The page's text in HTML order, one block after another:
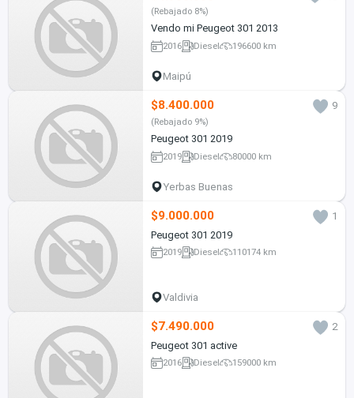
(Rebajado 8%)
Vendo mi Peugeot 301 2013
2016 Diesel 196600 km
Maipú
$8.400.000 9
(Rebajado 9%)
Peugeot 301 2019
2019 Diesel 80000 km
Yerbas Buenas
$9.000.000
1
Peugeot 301 2019
2019 Diesel 110174 km
Valdivia
$7.490.000
2
Peugeot 301 active
2016 Diesel 159000 km